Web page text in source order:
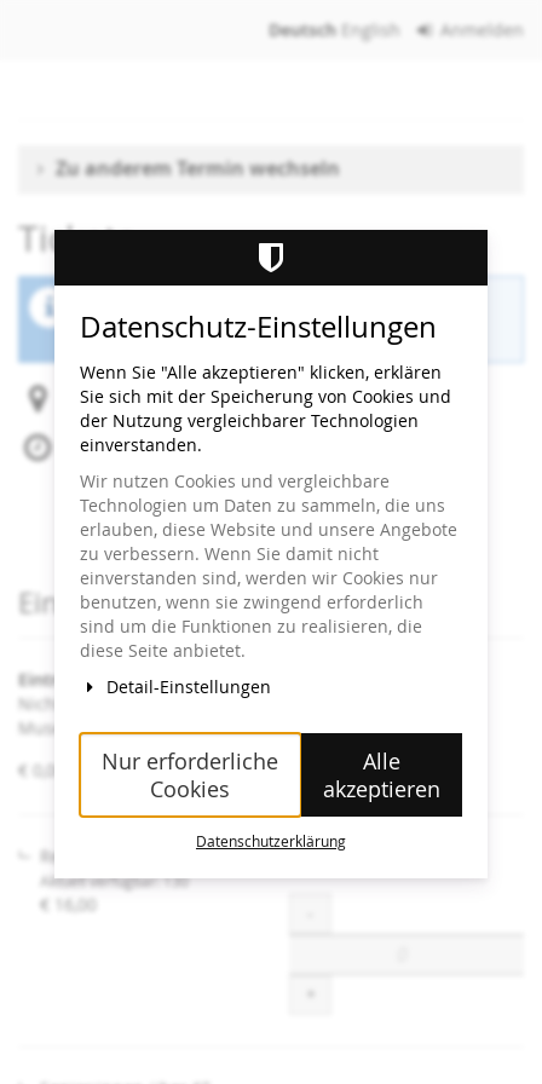
Deutsch English Anmelden
Zu anderem Termin wechseln
Tickets
ist beendet.
Heidi Horten Collection
Mi, 8. Juli 2026
Beginn:
11:30 Uhr
Ende:12:00Uhr
Zum Kalender hinzufügen
Produkte
Eintrittskarten
Eintritt Heidi Horten Collection
Nicht angeführte Ermäßigungen sind an der Kassa im
Museum erhältlich.
von
€ 0,00 – € 16,00
Regulär
Aktuell verfügbar: 130
€ 16,00
Datenschutz-Einstellungen
Wenn Sie "Alle akzeptieren" klicken, erklären
Sie sich mit der Speicherung von Cookies und
der Nutzung vergleichbarer Technologien
einverstanden.
Wir nutzen Cookies und vergleichbare
Technologien um Daten zu sammeln, die uns
erlauben, diese Website und unsere Angebote
zu verbessern. Wenn Sie damit nicht
einverstanden sind, werden wir Cookies nur
benutzen, wenn sie zwingend erforderlich
sind um die Funktionen zu realisieren, die
diese Seite anbietet.
Detail-Einstellungen
Nur erforderliche
Cookies
Alle
akzeptieren
Datenschutzerklärung